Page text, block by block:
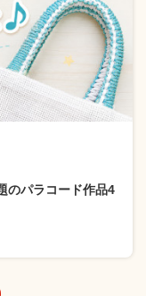
のパラコード作品4